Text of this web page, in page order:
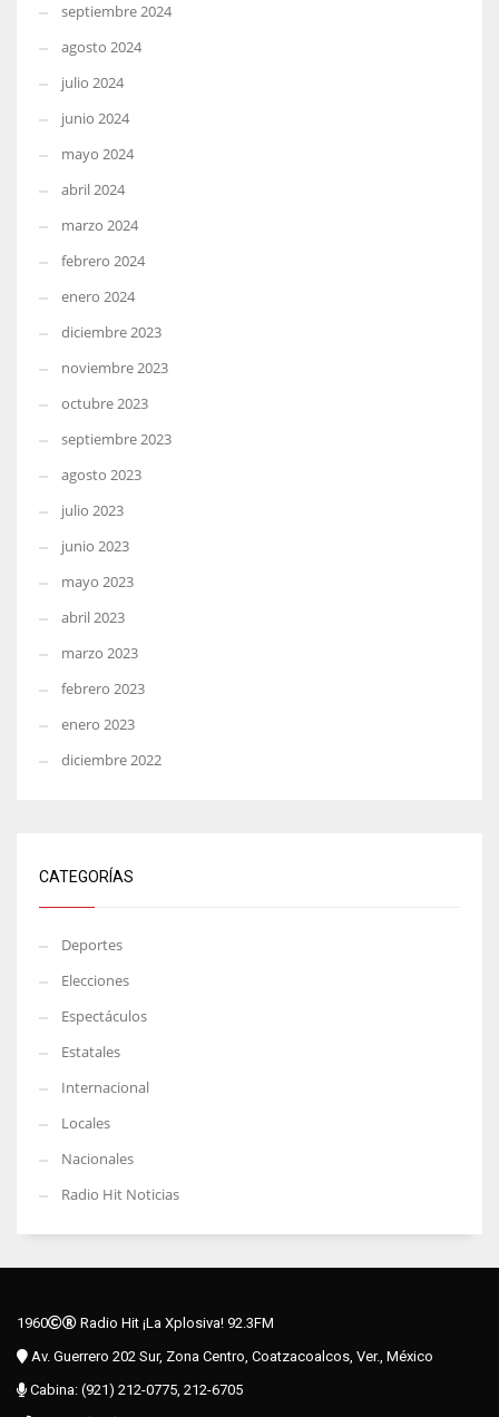
septiembre 2024
agosto 2024
julio 2024
junio 2024
mayo 2024
abril 2024
marzo 2024
febrero 2024
enero 2024
diciembre 2023
noviembre 2023
octubre 2023
septiembre 2023
agosto 2023
julio 2023
junio 2023
mayo 2023
abril 2023
marzo 2023
febrero 2023
enero 2023
diciembre 2022
CATEGORÍAS
Deportes
Elecciones
Espectáculos
Estatales
Internacional
Locales
Nacionales
Radio Hit Noticias
1960
Radio Hit ¡La Xplosiva! 92.3FM
Av. Guerrero 202 Sur, Zona Centro, Coatzacoalcos, Ver., México
Cabina: (921) 212-0775, 212-6705